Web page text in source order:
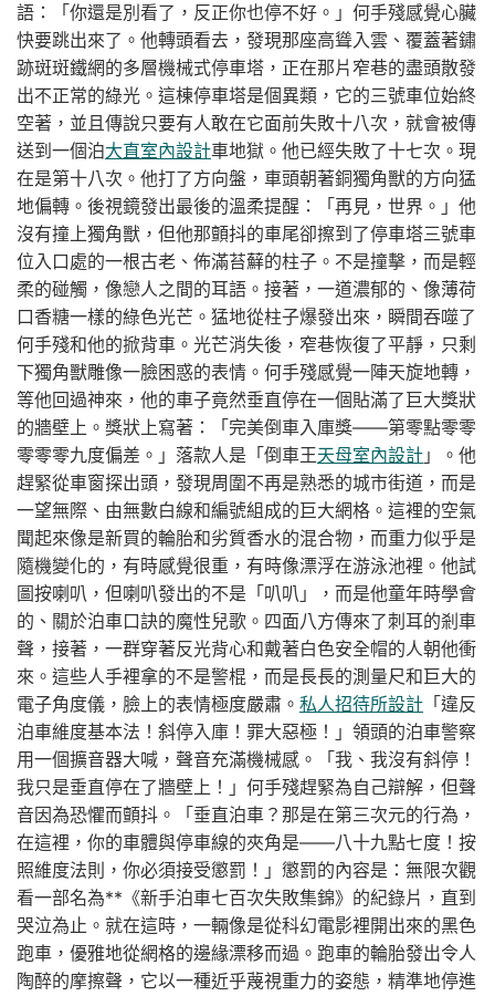
語：「你還是別看了，反正你也停不好。」何手殘感覺心臟
快要跳出來了。他轉頭看去，發現那座高聳入雲、覆蓋著鏽
跡斑斑鐵網的多層機械式停車塔，正在那片窄巷的盡頭散發
出不正常的綠光。這棟停車塔是個異類，它的三號車位始終
空著，並且傳說只要有人敢在它面前失敗十八次，就會被傳
送到一個泊大直室內設計車地獄。他已經失敗了十七次。現
在是第十八次。他打了方向盤，車頭朝著銅獨角獸的方向猛
地偏轉。後視鏡發出最後的溫柔提醒：「再見，世界。」他
沒有撞上獨角獸，但他那顫抖的車尾卻擦到了停車塔三號車
位入口處的一根古老、佈滿苔蘚的柱子。不是撞擊，而是輕
柔的碰觸，像戀人之間的耳語。接著，一道濃郁的、像薄荷
口香糖一樣的綠色光芒。猛地從柱子爆發出來，瞬間吞噬了
何手殘和他的掀背車。光芒消失後，窄巷恢復了平靜，只剩
下獨角獸雕像一臉困惑的表情。何手殘感覺一陣天旋地轉，
等他回過神來，他的車子竟然垂直停在一個貼滿了巨大獎狀
的牆壁上。獎狀上寫著：「完美倒車入庫獎——第零點零零
零零零九度偏差。」落款人是「倒車王天母室內設計 」。他
趕緊從車窗探出頭，發現周圍不再是熟悉的城市街道，而是
一望無際、由無數白線和編號組成的巨大網格。這裡的空氣
聞起來像是新買的輪胎和劣質香水的混合物，而重力似乎是
隨機變化的，有時感覺很重，有時像漂浮在游泳池裡。他試
圖按喇叭，但喇叭發出的不是「叭叭」，而是他童年時學會
的、關於泊車口訣的魔性兒歌。四面八方傳來了刺耳的剎車
聲，接著，一群穿著反光背心和戴著白色安全帽的人朝他衝
來。這些人手裡拿的不是警棍，而是長長的測量尺和巨大的
電子角度儀，臉上的表情極度嚴肅。 私人招待所設計 「違反
泊車維度基本法！斜停入庫！罪大惡極！」領頭的泊車警察
用一個擴音器大喊，聲音充滿機械感。「我、我沒有斜停！
我只是垂直停在了牆壁上！」何手殘趕緊為自己辯解，但聲
音因為恐懼而顫抖。「垂直泊車？那是在第三次元的行為，
在這裡，你的車體與停車線的夾角是——八十九點七度！按
照維度法則，你必須接受懲罰！」懲罰的內容是：無限次觀
看一部名為**《新手泊車七百次失敗集錦》的紀錄片，直到
哭泣為止。就在這時，一輛像是從科幻電影裡開出來的黑色
跑車，優雅地從網格的邊緣漂移而過。跑車的輪胎發出令人
陶醉的摩擦聲，它以一種近乎蔑視重力的姿態，精準地停進